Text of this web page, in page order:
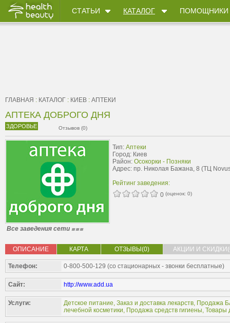
СТАТЬИ КАТАЛОГ ПОМОЩНИКИ
ГЛАВНАЯ : КАТАЛОГ : КИЕВ : АПТЕКИ
АПТЕКА ДОБРОГО ДНЯ
ЗДОРОВЬЕ Отзывов (0)
Тип: Аптеки
Город: Киев
Район: Осокорки - Позняки
Адрес: пр. Николая Бажана, 8 (ТЦ
Рейтинг заведения:
0 (оценок: 0)
Все заведения сети
ОПИСАНИЕ КАРТА ОТЗЫВЫ(0) АКЦИИ И
Телефон: 0-800-500-129 (со стационарных - звонки бесплатные)
Сайт: http://www.add.ua
Услуги: Детское питание, Заказ и доставка лекарств, Продажа
лечебной косметики, Продажа средств гигиены, Товары